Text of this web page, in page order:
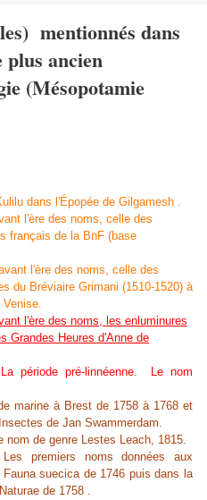
mentionnés dans
plus ancien
(Mésopotamie
dans l'Épopée de Gilgamesh .
l'ère des noms, celle des
français de la BnF (base
l'ère des noms, celle des
du Bréviaire Grimani (1510-1520) à
Venise.
l'ère des noms, les enluminures
Grandes Heures d'Anne de
période pré-linnéenne. Le nom
marine à Brest de 1758 à 1768 et
de Jan Swammerdam.
nom de genre Lestes Leach, 1815.
premiers noms données aux
suecica de 1746 puis dans la
de 1758 .